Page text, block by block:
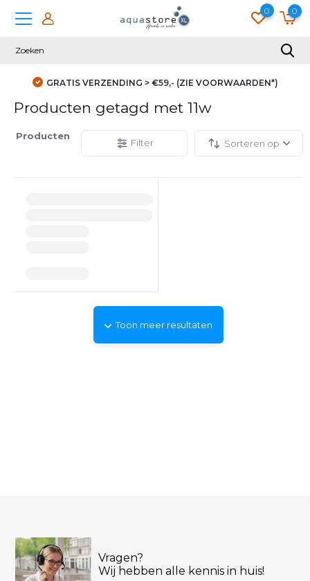
0 0
GRATIS VERZENDING > €59,- (ZIE VOORWAARDEN*)
Producten getagd met 11w
Producten
Filter Sorteren op
Toon meer resultaten
Vragen?
Wij hebben alle kennis in huis!